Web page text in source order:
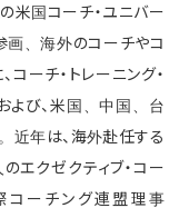
米国コーチ・ユニバー
画、海外のコーチやコ
ーチ・トレーニング・
よび、米国、中国、台
近年は、海外赴任する
エクゼクティブ・コー
コーチング連盟理事